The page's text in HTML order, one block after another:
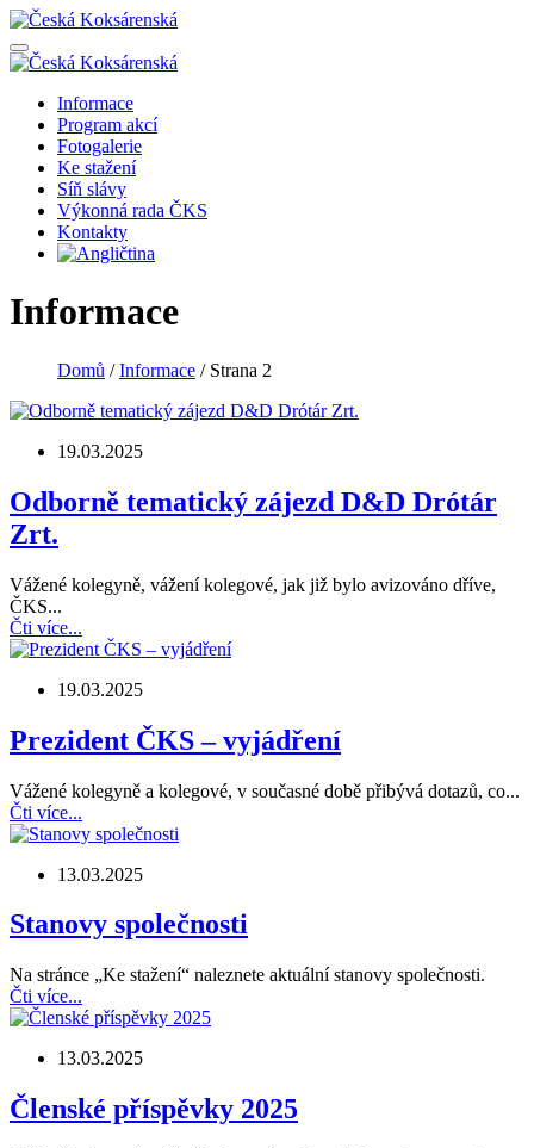
Informace
Program akcí
Fotogalerie
Ke stažení
Síň slávy
Výkonná rada ČKS
Kontakty
Informace
Domů /Informace / Strana 2
19.03.2025
Odborně tematický zájezd D&D Drótár
Zrt.
Vážené kolegyně, vážení kolegové, jak již bylo avizováno dříve,
ČKS...
Čti více...
19.03.2025
Prezident ČKS – vyjádření
Vážené kolegyně a kolegové, v současné době přibývá dotazů, co...
Čti více...
13.03.2025
Stanovy společnosti
Na stránce „Ke stažení“ naleznete aktuální stanovy společnosti.
Čti více...
13.03.2025
Členské příspěvky 2025